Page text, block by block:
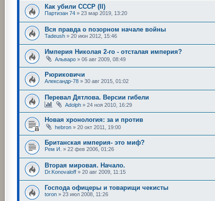
Как убили СССР (II)
Партизан 74 » 23 мар 2019, 13:20
Вся правда о позорном начале войны
Tadeush » 20 июн 2012, 15:46
Империя Николая 2-го - отсталая империя?
Альваро » 06 авг 2009, 08:49
Рюриковичи
Александр-78 » 30 авг 2015, 01:02
Перевал Дятлова. Версии гибели
Adolph » 24 ноя 2010, 16:29
Новая хронология: за и против
hebron » 20 окт 2011, 19:00
Британская империя- это миф?
Рем И. » 22 фев 2006, 01:26
Вторая мировая. Начало.
Dr.Konovaloff » 20 авг 2009, 11:15
Господа офицеры и товарищи чекисты
toron » 23 июл 2008, 11:26